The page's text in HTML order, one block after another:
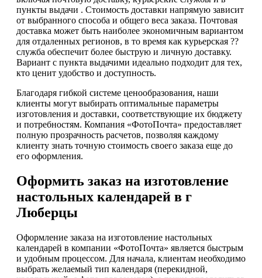
пункты выдачи . Стоимость доставки напрямую зависит
от выбранного способа и общего веса заказа. Почтовая
доставка может быть наиболее экономичным вариантом
для отдаленных регионов, в то время как курьерская ??
служба обеспечит более быструю и личную доставку.
Вариант с пункта выдачими идеально подходит для тех,
кто ценит удобство и доступность.
Благодаря гибкой системе ценообразования, наши
клиенты могут выбирать оптимальные параметры
изготовления и доставки, соответствующие их бюджету
и потребностям. Компания «ФотоПочта» предоставляет
полную прозрачность расчетов, позволяя каждому
клиенту знать точную стоимость своего заказа еще до
его оформления.
Оформить заказ на изготовление
настольных календарей в г
Люберцы
Оформление заказа на изготовление настольных
календарей в компании «ФотоПочта» является быстрым
и удобным процессом. Для начала, клиентам необходимо
выбрать желаемый тип календаря (перекидной,